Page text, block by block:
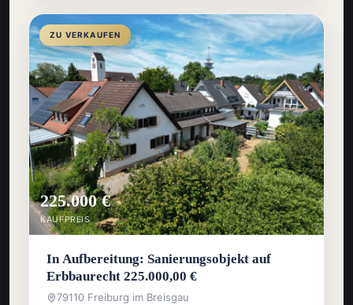
ZU VERKAUFEN
225.000 €
KAUFPREIS
In Aufbereitung: Sanierungsobjekt auf
Erbbaurecht 225.000,00 €
79110 Freiburg im Breisgau